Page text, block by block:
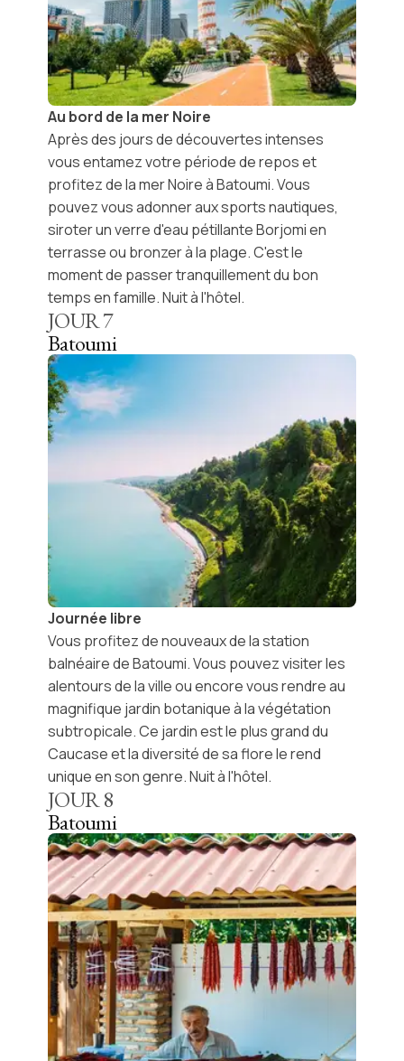
Au bord de la mer Noire
Après des jours de découvertes intenses
vous entamez votre période de repos et
profitez de lamer Noire à Batoumi. Vous
pouvez vous adonner aux sports nautiques,
siroter un verre d'eau pétillanteBorjomien
terrasse ou bronzer à la plage. C'est le
moment de passer tranquillement du bon
temps en famille. Nuit à l'hôtel.
JOUR7
Batoumi
Journée libre
Vous profitez de nouveaux de la station
balnéaire deBatoumi. Vous pouvez visiter les
alentours de la ville ou encore vous rendre au
magnifique jardin botaniqueà la végétation
subtropicale. Ce jardin est le plus grand du
Caucase et la diversité de sa flore le rend
unique en son genre. Nuit à l'hôtel.
JOUR8
Batoumi